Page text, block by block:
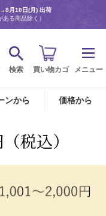
8月10日(月) 出荷
る商品除く）
検索 買い物カゴ メニュー
ンから 価格から
税込）